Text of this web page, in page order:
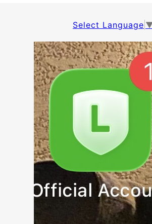
Select Language